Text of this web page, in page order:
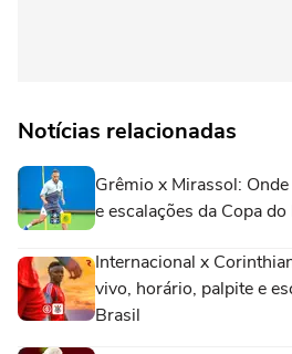
Notícias relacionadas
Grêmio x Mirassol:
e escalações da Copa
Internacional x
vivo, horário, palpite e
Brasil